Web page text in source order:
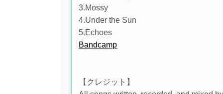
3.Mossy
4.Under the Sun
5.Echoes
Bandcamp
【クレジット】